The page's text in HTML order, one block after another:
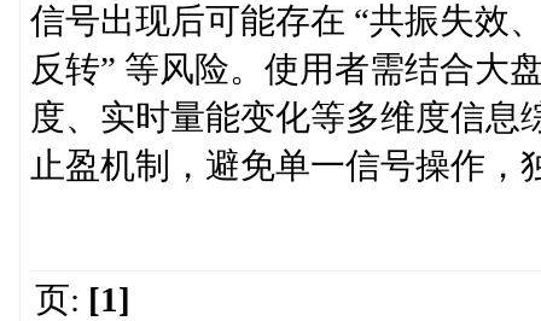
信号出现后可能存在 “共振失效
反转” 等风险。使用者需结合大
度、实时量能变化等多维度信息
止盈机制，避免单一信号操作，
页: [1]